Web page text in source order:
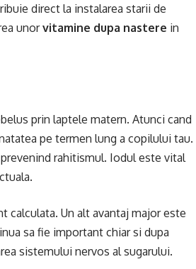
direct la instalarea starii de
unorvitamine dupa nastere in
prin laptele matern. Atunci cand
pe termen lung a copilului tau.
rahitismul. Iodul este vital
Un alt avantaj major este
sa fie important chiar si dupa
sistemului nervos al sugarului.